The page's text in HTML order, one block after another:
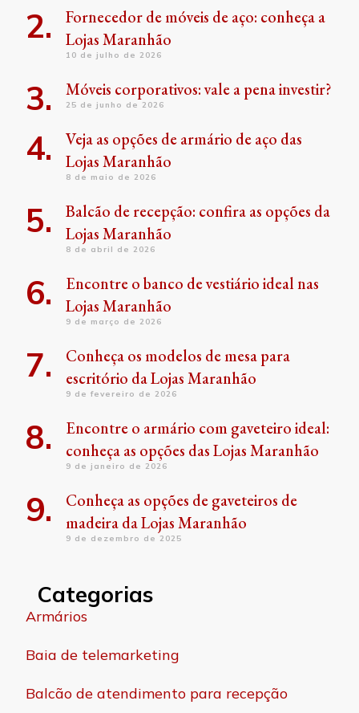
Fornecedor de móveis de aço: conheça a
Lojas Maranhão
10 de julho de 2026
Móveis corporativos: vale a pena investir?
25 de junho de 2026
Veja as opções de armário de aço das
Lojas Maranhão
8 de maio de 2026
Balcão de recepção: confira as opções da
Lojas Maranhão
8 de abril de 2026
Encontre o banco de vestiário ideal nas
Lojas Maranhão
9 de março de 2026
Conheça os modelos de mesa para
escritório da Lojas Maranhão
9 de fevereiro de 2026
Encontre o armário com gaveteiro ideal:
conheça as opções das Lojas Maranhão
9 de janeiro de 2026
Conheça as opções de gaveteiros de
madeira da Lojas Maranhão
9 de dezembro de 2025
Categorias
Armários
Baia de telemarketing
Balcão de atendimento para recepção